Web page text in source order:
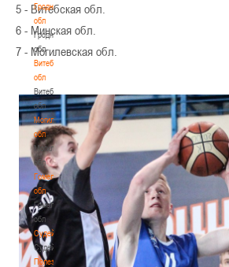
Гродненская
обл
Гродненская
обл
Витебская
обл
Витебская
обл
Могилевская
обл
Могилевская
обл
Гомельская
обл
Гомельская
обл
Судейство
Судейство
Полезные
5 - Витебская обл.
6 - Минская обл.
7 - Могилевская обл.